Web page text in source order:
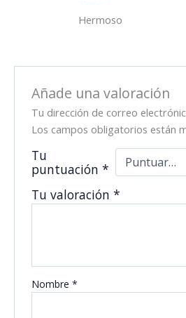
con5de 5
Hermoso
Añade una valoración
Tu dirección de correo
Los campos obligatorios están
Tu
puntuación*
Tu valoración*
Nombre*